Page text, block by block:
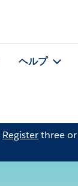
ヘルプ
Registerthree